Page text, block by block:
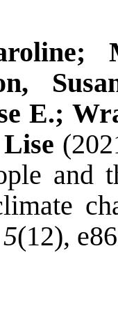
E.;
and
(12),